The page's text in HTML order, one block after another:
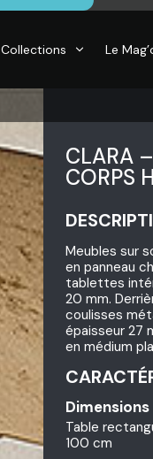
Collections
DÉCO
Accessoires de
maison, Objets
déco,
Luminaires,
Déco murales
Le
CLARA
CORPS
Meubles sur
en panneau
tablettes
20 mm.
coulisses
épaisseur 27
en médium
Dimensions
Table
100 cm